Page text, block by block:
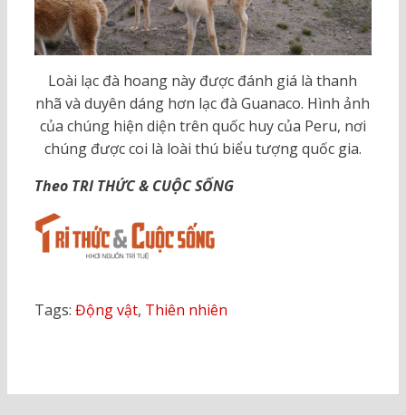
Loài lạc đà hoang này được đánh giá là thanh
nhã và duyên dáng hơn lạc đà Guanaco. Hình ảnh
của chúng hiện diện trên quốc huy của Peru, nơi
chúng được coi là loài thú biểu tượng quốc gia.
Theo TRI THỨC & CUỘC SỐNG
Tags: Động vật, Thiên nhiên